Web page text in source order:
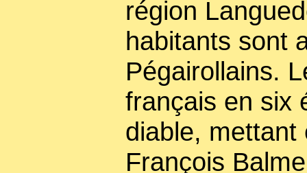
région
habitants sont
Pégairollains.
français en six
diable, mettant
François